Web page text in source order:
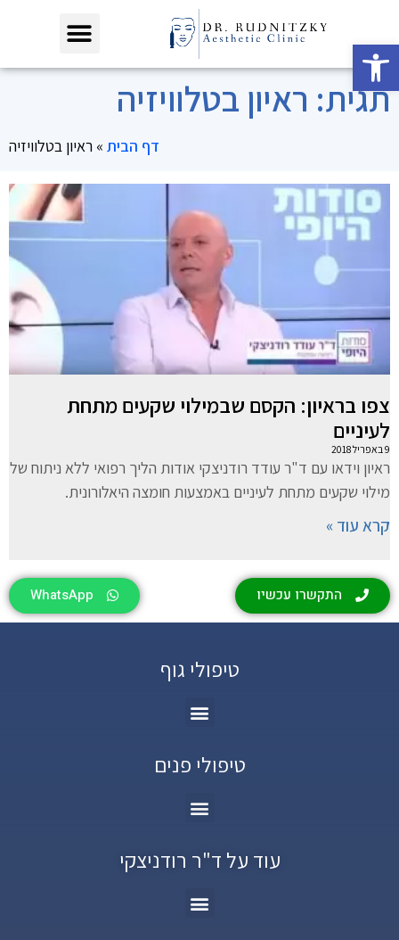
פתח סרגל נגישות
תגית: ראיון בטלוויזיה
דף הבית » ראיון בטלוויזיה
צפו בראיון: הקסם שבמילוי שקעים מתחת
לעיניים
9 באפריל 2018
ראיון וידאו עם ד"ר עודד רודניצקי אודות הליך רפואי ללא ניתוח של
מילוי שקעים מתחת לעיניים באמצעות חומצה היאלורונית.
קרא עוד »
התקשרו עכשיו WhatsApp
טיפולי גוף
טיפולי פנים
עוד על ד"ר רודניצקי